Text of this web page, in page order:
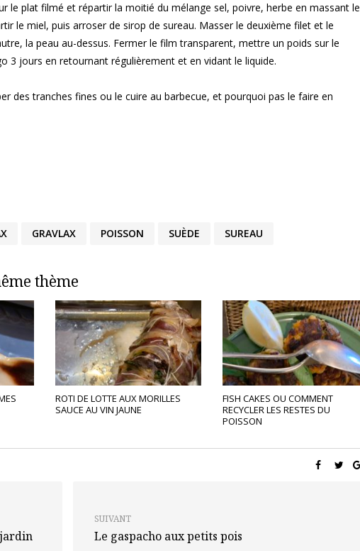
le plat filmé et répartir la moitié du mélange sel, poivre, herbe en massant le
le miel, puis arroser de sirop de sureau. Masser le deuxième filet et le
la peau au-dessus. Fermer le film transparent, mettre un poids sur le
3 jours en retournant régulièrement et en vidant le liquide.
des tranches fines ou le cuire au barbecue, et pourquoi pas le faire en
GRAVLAX POISSON SUÈDE SUREAU
thème
ROTI DE LOTTE AUX MORILLES
SAUCE AU VIN JAUNE
FISH CAKES OU COMMENT
RECYCLER LES RESTES DU
POISSON
SUIVANT
Le gaspacho aux petits pois